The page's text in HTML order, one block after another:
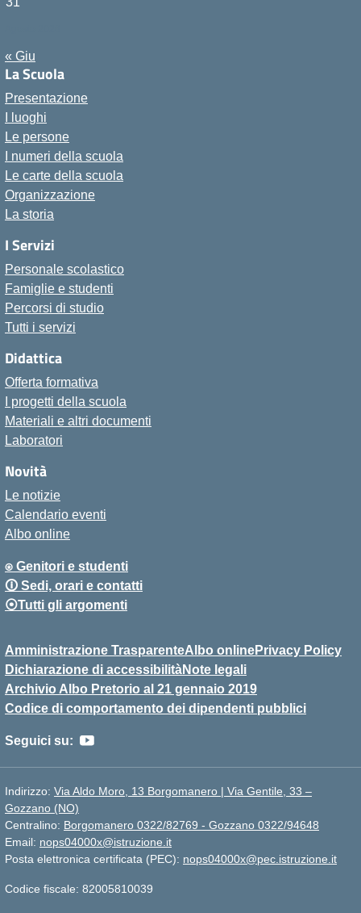
« Giu
La Scuola
Presentazione
I luoghi
Le persone
I numeri della scuola
Le carte della scuola
Organizzazione
La storia
I Servizi
Personale scolastico
Famiglie e studenti
Percorsi di studio
Tutti i servizi
Didattica
Offerta formativa
I progetti della scuola
Materiali e altri documenti
Laboratori
Novità
Le notizie
Calendario eventi
Albo online
⍟ Genitori e studenti
🛈 Sedi, orari e contatti
⦿Tutti gli argomenti
Amministrazione TrasparenteAlbo onlinePrivacy Policy
Dichiarazione di accessibilitàNote legali
Archivio Albo Pretorio al 21 gennaio 2019
Codice di comportamento dei dipendenti pubblici
Seguici su:
Indirizzo: Via Aldo Moro, 13 Borgomanero | Via Gentile, 33 –
Gozzano (NO)
Centralino: Borgomanero 0322/82769 - Gozzano 0322/94648
Email: nops04000x@istruzione.it
Posta elettronica certificata (PEC): nops04000x@pec.istruzione.it
Codice fiscale: 82005810039